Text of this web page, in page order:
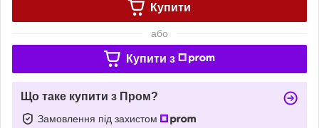
Купити
або
Купити з
Що таке купити з Пром?
Замовлення під захистом